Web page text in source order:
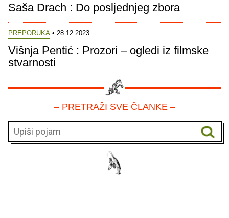
Saša Drach : Do posljednjeg zbora
PREPORUKA • 28.12.2023.
Višnja Pentić : Prozori – ogledi iz filmske
stvarnosti
– PRETRAŽI SVE ČLANKE –